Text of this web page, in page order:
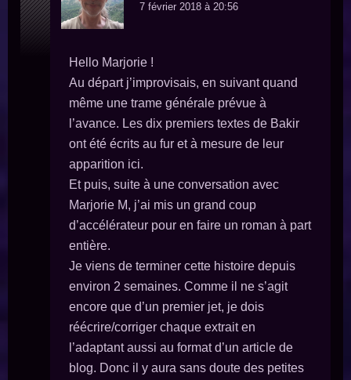
7 février 2018 à 20:56
Hello Marjorie !
Au départ j’improvisais, en suivant quand
même une trame générale prévue à
l’avance. Les dix premiers textes de Bakir
ont été écrits au fur et à mesure de leur
apparition ici.
Et puis, suite à une conversation avec
Marjorie M, j’ai mis un grand coup
d’accélérateur pour en faire un roman à part
entière.
Je viens de terminer cette histoire depuis
environ 2 semaines. Comme il ne s’agit
encore que d’un premier jet, je dois
réécrire/corriger chaque extrait en
l’adaptant aussi au format d’un article de
blog. Donc il y aura sans doute des petites